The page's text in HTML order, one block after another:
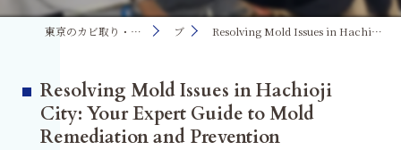
東京のカビ取り・カビ対策ならMIST工法®カビ取リフォーム ブログ Resolving Mold Issues in Hachioji City: Your Expert Guide to Mold Remediation and Prevention
Resolving Mold Issues in Hachioji
City: Your Expert Guide to Mold
Remediation and Prevention